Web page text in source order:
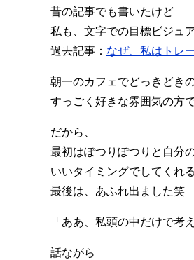
昔の記事でも書いたけど
私も、文字での目標ビジュ
過去記事： なぜ、私はトレ
朝一のカフェでどっきどき
すっごく好きな雰囲気の方で
だから、
最初はぽつりぽつりと自分
いいタイミングでしてくれ
最後は、あふれ出ました笑
「ああ、私頭の中だけで考
話ながら